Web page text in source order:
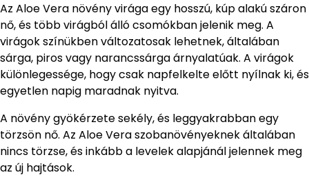
Az Aloe Vera növény virága egy hosszú, kúp alakú száron
nő, és több virágból álló csomókban jelenik meg. A
virágok színükben változatosak lehetnek, általában
sárga, piros vagy narancssárga árnyalatúak. A virágok
különlegessége, hogy csak napfelkelte előtt nyílnak ki, és
egyetlen napig maradnak nyitva.
A növény gyökérzete sekély, és leggyakrabban egy
törzsön nő. Az Aloe Vera szobanövényeknek általában
nincs törzse, és inkább a levelek alapjánál jelennek meg
az új hajtások.